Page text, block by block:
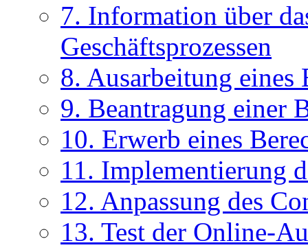
7. Information über
Geschäftsprozessen
8. Ausarbeitung eines
9. Beantragung einer
10. Erwerb eines
11. Implementierung
12. Anpassung des
13. Test der Online-